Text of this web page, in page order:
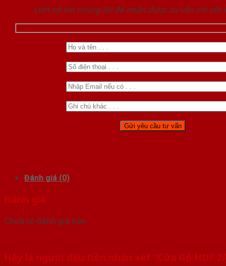
Liên hệ với chúng tôi để nhận được tư vấn chi tiết
Đánh giá (0)
Đánh giá
Chưa có đánh giá nào.
Hãy là người đầu tiên nhận xét “Cửa Gỗ HDF